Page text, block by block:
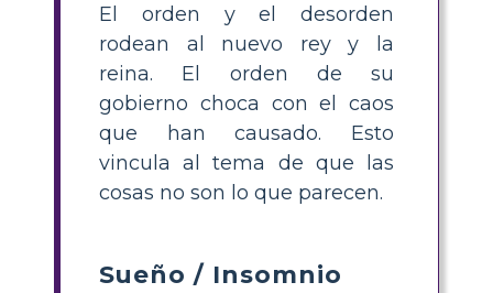
El orden y el desorden
rodean al nuevo rey y la
reina. El orden de su
gobierno choca con el caos
que han causado. Esto
vincula al tema de que las
cosas no son lo que parecen.
Sueño / Insomnio